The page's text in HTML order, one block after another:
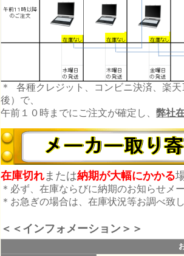
＊ 各種クレジット、コンビニ決済、楽
後）で、
午前１０時までにご注文が確定し、 弊社
在庫切れまたは納期が大幅にかかる
＊必ず、在庫ならびに納期のお知らせメ
＊お急ぎの場合は、在庫状況等お調べ致
＜＜インフォメーション＞＞